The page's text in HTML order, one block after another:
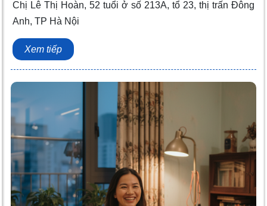
Chị Lê Thị Hoàn, 52 tuổi ở số 213A, tổ 23, thị trấn Đông
Anh, TP Hà Nội
Xem tiếp